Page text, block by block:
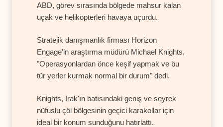
ABD, görev sırasında bölgede mahsur kalan
uçak ve helikopterleri havaya uçurdu.
Stratejik danışmanlık firması Horizon
Engage'in araştırma müdürü Michael Knights,
"Operasyonlardan önce keşif yapmak ve bu
tür yerler kurmak normal bir durum" dedi.
Knights, Irak'ın batısındaki geniş ve seyrek
nüfuslu çöl bölgesinin geçici karakollar için
ideal bir konum sunduğunu hatırlattı.